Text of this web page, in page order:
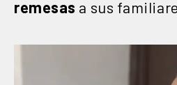
remesas a sus